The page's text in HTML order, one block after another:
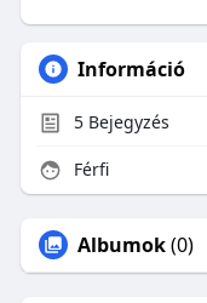
Információ
5Bejegyzés
Férfi
Albumok(0)